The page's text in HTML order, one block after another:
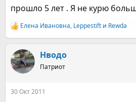
прошло 5 лет . Я не курю
Р
е
к
ц
и
Елена Ивановна, Leppestift и Rewda
Нводо
Патриот
30 Окт 2011